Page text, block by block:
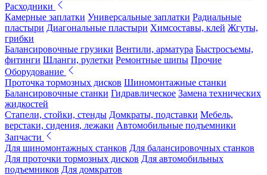
Расходники
Камерные заплатки Универсальные заплатки Радиальные
пластыри Диагональные пластыри Химсоставы, клей Жгуты,
грибки
Балансировочные грузики Вентили, арматура Быстросъемы,
фитинги Шланги, рулетки Ремонтные шипы Прочие
Оборудование
Проточка тормозных дисков Шиномонтажные станки
Балансировочные станки Гидравлическое Замена технических
жидкостей
Стапели, стойки, стенды Домкраты, подставки Мебель,
верстаки, сидения, лежаки Автомобильные подъемники
Запчасти
Для шиномонтажных станков Для балансировочных станков
Для проточки тормозных дисков Для автомобильных
подъемников Для домкратов